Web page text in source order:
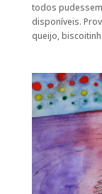
todos
disponíveis.
queijo,